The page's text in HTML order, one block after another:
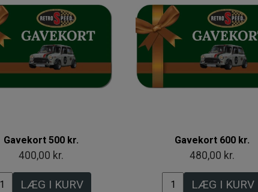
Gavekort 500 kr.
400,00 kr.
LÆG I KURV
Gavekort 600 kr.
480,00 kr.
LÆG I KURV